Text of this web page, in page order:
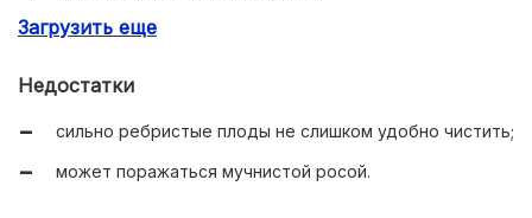
полностью вызревшие плоды хорошо хранятся.
Загрузить еще
Недостатки
сильно ребристые плоды не слишком удобно чистить;
может поражаться мучнистой росой.